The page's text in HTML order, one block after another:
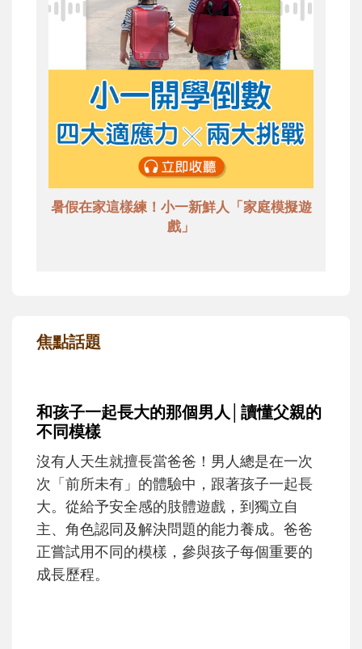
暑假在家這樣練！小一新鮮人「家庭模擬遊
戲」
焦點話題
和孩子一起長大的那個男人│讀懂父親的
不同模樣
沒有人天生就擅長當爸爸！男人總是在一次
次「前所未有」的體驗中，跟著孩子一起長
大。從給予安全感的肢體遊戲，到獨立自
主、角色認同及解決問題的能力養成。爸爸
正嘗試用不同的模樣，參與孩子每個重要的
成長歷程。